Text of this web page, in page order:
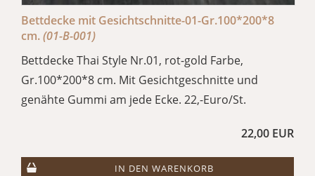
Bettdecke mit Gesichtschnitte-01-Gr.100*200*8
cm.(01-B-001)
Bettdecke Thai Style Nr.01, rot-gold Farbe,
Gr.100*200*8 cm. Mit Gesichtgeschnitte und
genähte Gummi am jede Ecke. 22,-Euro/St.
22,00 EUR
IN DEN WARENKORB